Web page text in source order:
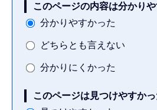
このページの内容は分かり
分かりやすかった
どちらとも言えない
分かりにくかった
このページは見つけやすか